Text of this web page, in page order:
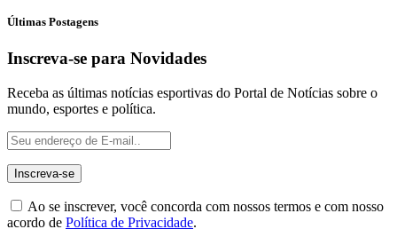
Últimas Postagens
Inscreva-se para Novidades
Receba as últimas notícias esportivas do Portal de Notícias sobre o
mundo, esportes e política.
Ao se inscrever, você concorda com nossos termos e com nosso
acordo de Política de Privacidade.